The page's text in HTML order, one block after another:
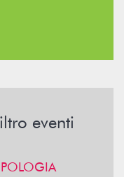
eventi